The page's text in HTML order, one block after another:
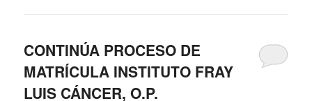
CONTINÚA PROCESO DE
MATRÍCULA INSTITUTO FRAY
LUIS CÁNCER, O.P.